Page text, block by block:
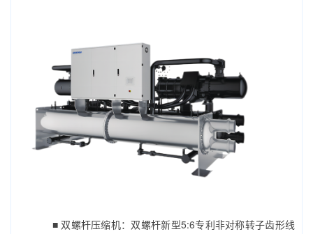
■ 双螺杆压缩机：双螺杆新型5:6专利非对称转子齿形线